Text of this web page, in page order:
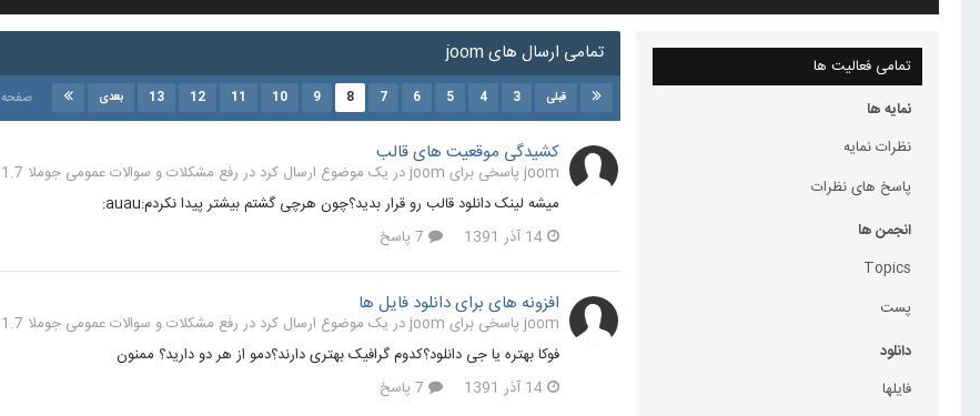
تمامی فعالیت ها
نمایه ها
نظرات نمایه
پاسخ های نظرات
انجمن ها
Topics
پست
دانلود
فایلها
تمامی ارسال های joom
قبلی 3
4
5
6
7
8
9
10
11
12
13 بعدی صفحه 8 از 13
کشیدگی موقعیت های قالب
joom پاسخی برای joom در یک موضوع ارسال کرد در
رفع مشکلات و سوالات عمومی جوملا 1.7 و 2.5
میشه لینک دانلود قالب رو قرار بدید؟چون هرچی گشتم بیشتر پیدا نکردم:auau:
14 آذر 1391
افزونه های برای دانلود فایل ها
joom پاسخی برای joom در یک موضوع ارسال کرد در
رفع مشکلات و سوالات عمومی جوملا 1.7 و 2.5
فوکا بهتره یا جی دانلود؟کدوم گرافیک بهتری دارند؟دمو از هر دو دارید؟ ممنون
14 آذر 1391